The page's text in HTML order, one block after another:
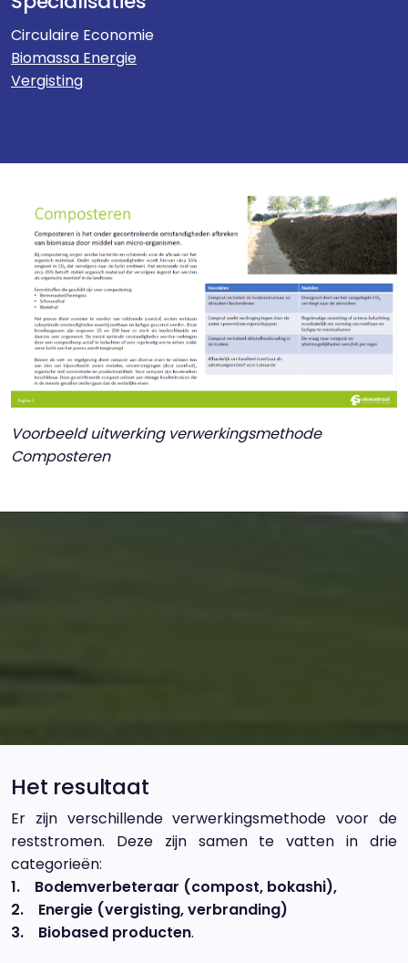
Circulaire Economie
Biomassa Energie
Vergisting
Voorbeeld uitwerking verwerkingsmethode
Composteren
Het resultaat
Er zijn verschillende verwerkingsmethode voor de
reststromen. Deze zijn samen te vatten in drie
categorieën:
1. Bodemverbeteraar (compost, bokashi),
2. Energie (vergisting, verbranding)
3. Biobased producten.